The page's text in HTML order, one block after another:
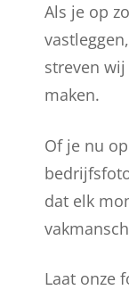
Als je op
streven
maken.
Of je nu
dat elk
Laat onze